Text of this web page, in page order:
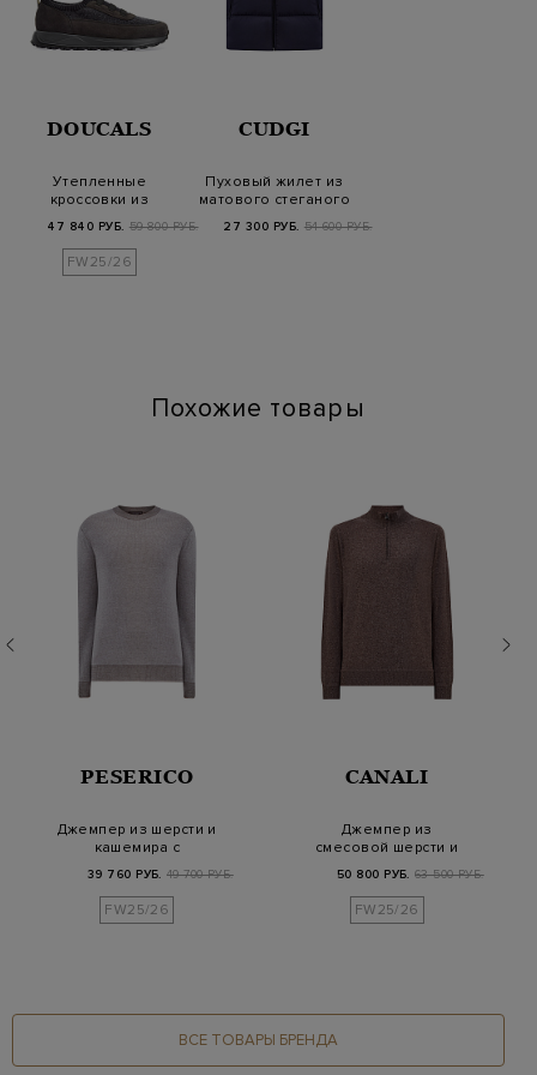
DOUCALS
Утепленные
кроссовки из
шерстяного
трикотажа и замши
47 840 РУБ. 59 800 РУБ.
FW25/26
CUDGI
Пуховый жилет из
матового стеганого
нейлона с
капюшоно…
27 300 РУБ. 54 600 РУБ.
Похожие товары
PESERICO
Джемпер из шерсти и
кашемира с
окантовкой
39 760 РУБ. 49 700 РУБ.
FW25/26
CANALI
Джемпер из
смесовой шерсти и
half-zi…
50 800 РУБ. 63 500 РУБ.
FW25/26
ВСЕ ТОВАРЫ БРЕНДА